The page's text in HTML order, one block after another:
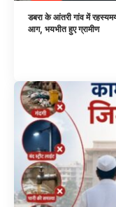
डबरा के आंतरी गांव में
आग, भयभीत हुए ग्रामीण